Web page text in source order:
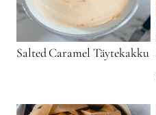
Salted Caramel Täytekakku